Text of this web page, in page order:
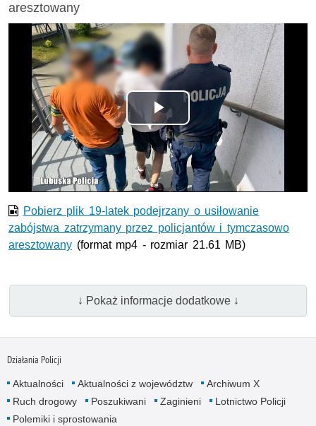
aresztowany
Odtwórz
wideo
Pobierz plik 19-latek podejrzany o usiłowanie
zabójstwa zatrzymany przez policjantów i tymczasowo
aresztowany (format mp4 - rozmiar 21.61 MB)
↓ Pokaż informacje dodatkowe ↓
Działania Policji
Aktualności Aktualności z województw
Archiwum X
Ruch drogowy
Poszukiwani Zaginieni
Lotnictwo Policji
Polemiki i sprostowania